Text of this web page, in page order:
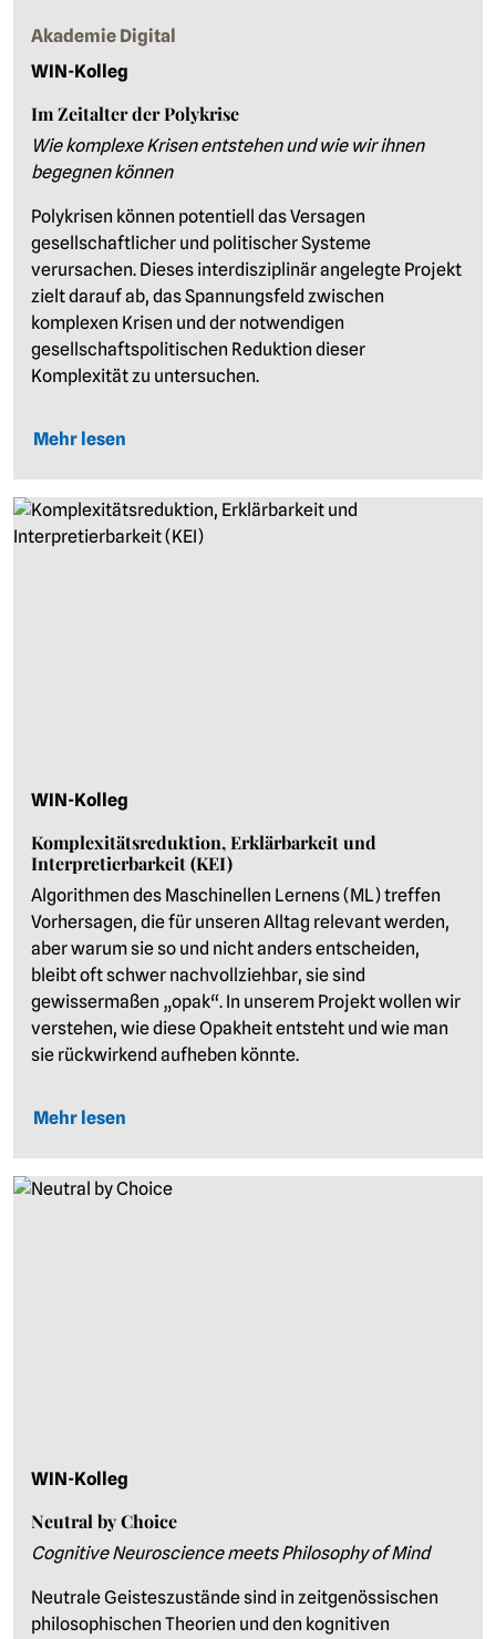
Akademie Digital
WIN-Kolleg
Im Zeitalter der Polykrise
Wie komplexe Krisen entstehen und wie wir ihnen
begegnen können
Polykrisen können potentiell das Versagen
gesellschaftlicher und politischer Systeme
verursachen. Dieses interdisziplinär angelegte Projekt
zielt darauf ab, das Spannungsfeld zwischen
komplexen Krisen und der notwendigen
gesellschaftspolitischen Reduktion dieser
Komplexität zu untersuchen.
Mehr lesen
WIN-Kolleg
Komplexitätsreduktion, Erklärbarkeit und
Interpretierbarkeit (KEI)
Algorithmen des Maschinellen Lernens (ML) treffen
Vorhersagen, die für unseren Alltag relevant werden,
aber warum sie so und nicht anders entscheiden,
bleibt oft schwer nachvollziehbar, sie sind
gewissermaßen „opak“. In unserem Projekt wollen wir
verstehen, wie diese Opakheit entsteht und wie man
sie rückwirkend aufheben könnte.
Mehr lesen
WIN-Kolleg
Neutral by Choice
Cognitive Neuroscience meets Philosophy of Mind
Neutrale Geisteszustände sind in zeitgenössischen
philosophischen Theorien und den kognitiven